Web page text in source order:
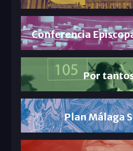
Conferencia
Por
Plan Málaga